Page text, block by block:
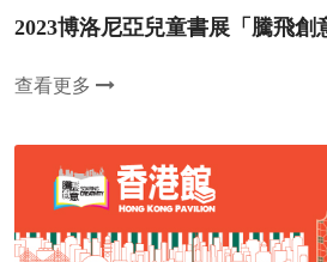
2023博洛尼亞兒童書展「騰飛創
查看更多